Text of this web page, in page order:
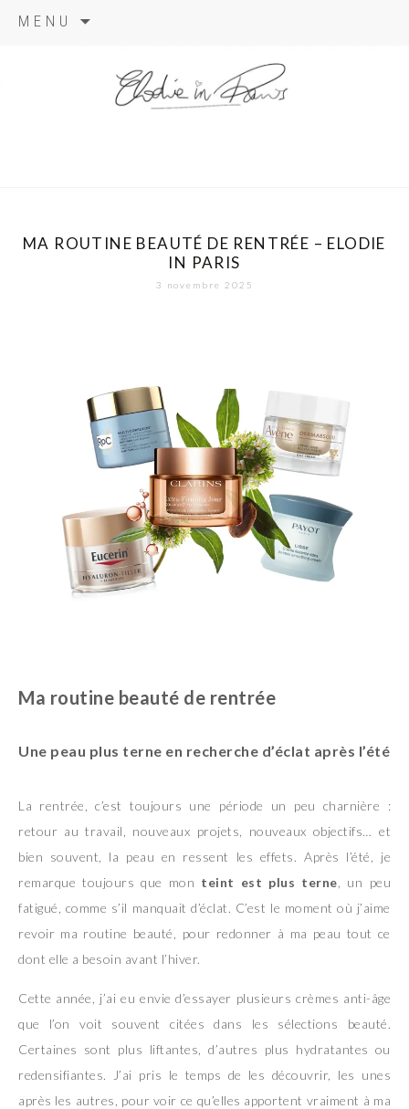
MENU
MA ROUTINE BEAUTÉ DE RENTRÉE – ELODIE
IN PARIS
3 novembre 2025
Ma routine beauté de rentrée
Une peau plus terne en recherche d’éclat après l’été
La rentrée, c’est toujours une période un peu charnière :
retour au travail, nouveaux projets, nouveaux objectifs… et
bien souvent, la peau en ressent les effets. Après l’été, je
remarque toujours que mon teint est plus terne , un peu
fatigué, comme s’il manquait d’éclat. C’est le moment où j’aime
revoir ma routine beauté, pour redonner à ma peau tout ce
dont elle a besoin avant l’hiver.
Cette année, j’ai eu envie d’essayer plusieurs crèmes anti-âge
que l’on voit souvent citées dans les sélections beauté.
Certaines sont plus liftantes, d’autres plus hydratantes ou
redensifiantes. J’ai pris le temps de les découvrir, les unes
après les autres, pour voir ce qu’elles apportent vraiment à ma